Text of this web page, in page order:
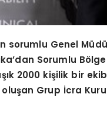
sorumlu Genel
Sorumlu
2000 kişilik bir
oluşan Grup İcra